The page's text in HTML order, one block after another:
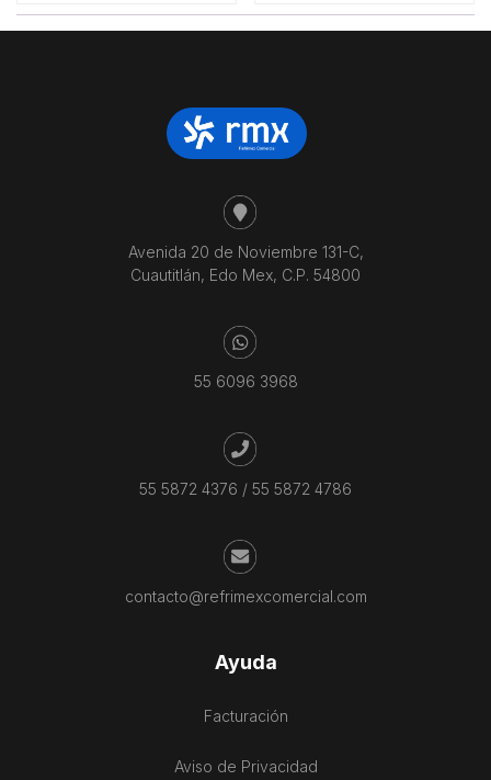
Avenida 20 de Noviembre 131-C,
Cuautitlán, Edo Mex, C.P. 54800
55 6096 3968
55 5872 4376 / 55 5872 4786
contacto@refrimexcomercial.com
Ayuda
Facturación
Aviso de Privacidad